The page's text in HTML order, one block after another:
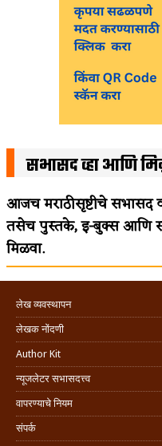
सभासद व्हा आणि
आजच मराठीसृष्टीचे
तसेच पुस्तके, इ-बुक्स आणि
मिळवा.
लेख व्यवस्थापन
लेखक नोंदणी
Author Kit
न्यूजलेटर सभासदत्त्व
वापरण्याचे नियम
संपर्क